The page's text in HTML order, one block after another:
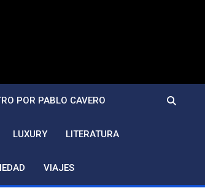
POR PABLO CAVERO
LUXURY LITERATURA
VIAJES